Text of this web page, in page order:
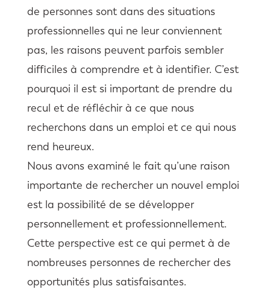
de personnes sont dans des situations
professionnelles qui ne leur conviennent
pas, les raisons peuvent parfois sembler
difficiles à comprendre et à identifier. C’est
pourquoi il est si important de prendre du
recul et de réfléchir à ce que nous
recherchons dans un emploi et ce qui nous
rend heureux.
Nous avons examiné le fait qu’une raison
importante de rechercher un nouvel emploi
est la possibilité de se développer
personnellement et professionnellement.
Cette perspective est ce qui permet à de
nombreuses personnes de rechercher des
opportunités plus satisfaisantes.